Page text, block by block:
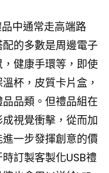
中通常走高端路
的多數是周邊電子
健康手環等，即使
杯，皮質卡片盒，
品類。但禮品組在
視覺衝擊，從而加
一步發揮創意的價
訂製客製化USB禮